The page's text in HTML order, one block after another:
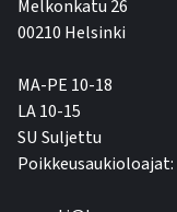
Melkonkatu 26
00210 Helsinki
MA-PE 10-18
LA 10-15
SU Suljettu